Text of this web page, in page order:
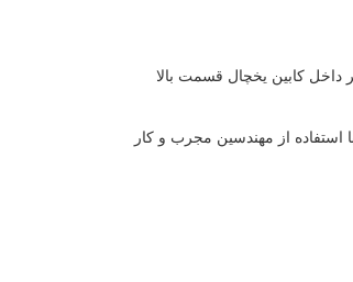
کابین یخچال قسمت بالا
از مهندسین مجرب و کار